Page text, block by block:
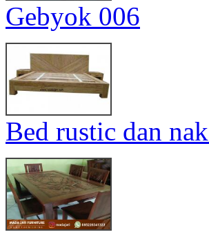
Gebyok 006
Bed rustic dan